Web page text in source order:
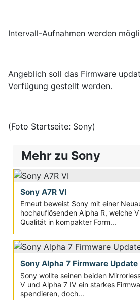
Intervall-Aufnahmen werden
Angeblich soll das Firmware
Verfügung gestellt werden.
(Foto Startseite: Sony)
Mehr zu Sony
Sony A7R VI
Erneut beweist Sony mit einer
hochauflösenden Alpha R, welche
Qualität in kompakter Form...
Sony Alpha 7 Firmware Update
Sony wollte seinen beiden
V und Alpha 7 IV ein starkes
spendieren, doch...